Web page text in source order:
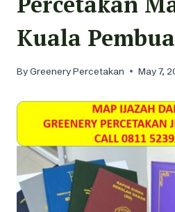
Kuala
ByGreenery Percetakan May 7,